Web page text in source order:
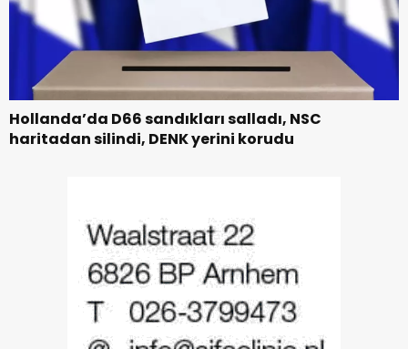
Hollanda’da D66 sandıkları salladı, NSC
haritadan silindi, DENK yerini korudu